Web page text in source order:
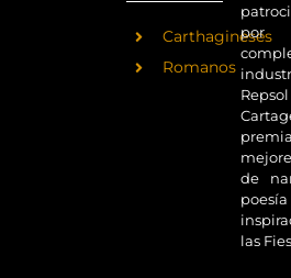
Carthagineses
Romanos
de
poesía
las